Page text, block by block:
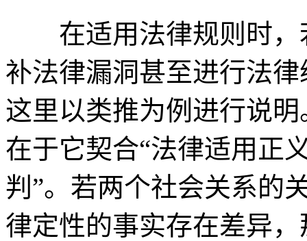
在适用法律规则时，
补法律漏洞甚至进行法
这里以类推为例进行说
在于它契合“法律适用正
判”。若两个社会关系的
律定性的事实存在差异